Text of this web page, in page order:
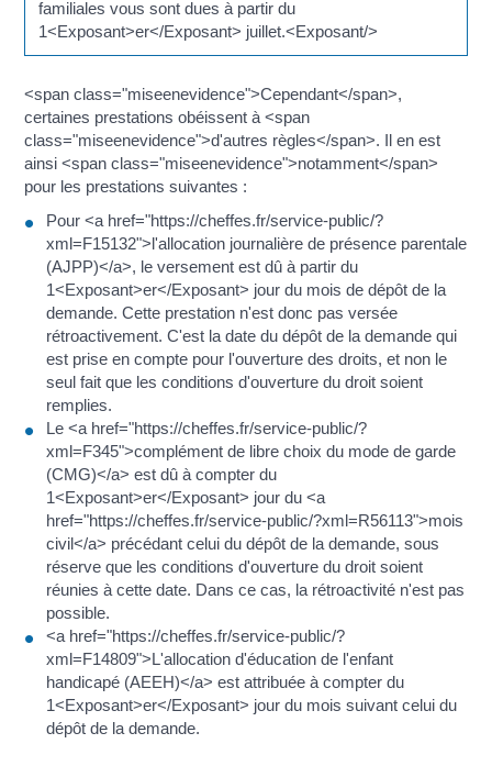
familiales vous sont dues à partir du
1<Exposant>er</Exposant> juillet.<Exposant/>
<span class="miseenevidence">Cependant</span>,
certaines prestations obéissent à <span
class="miseenevidence">d'autres règles</span>. Il en est
ainsi <span class="miseenevidence">notamment</span>
pour les prestations suivantes :
Pour <a href="https://cheffes.fr/service-public/?
xml=F15132">l'allocation journalière de présence parentale
(AJPP)</a>, le versement est dû à partir du
1<Exposant>er</Exposant> jour du mois de dépôt de la
demande. Cette prestation n'est donc pas versée
rétroactivement. C'est la date du dépôt de la demande qui
est prise en compte pour l'ouverture des droits, et non le
seul fait que les conditions d'ouverture du droit soient
remplies.
Le <a href="https://cheffes.fr/service-public/?
xml=F345">complément de libre choix du mode de garde
(CMG)</a> est dû à compter du
1<Exposant>er</Exposant> jour du <a
href="https://cheffes.fr/service-public/?xml=R56113">mois
civil</a> précédant celui du dépôt de la demande, sous
réserve que les conditions d'ouverture du droit soient
réunies à cette date. Dans ce cas, la rétroactivité n'est pas
possible.
<a href="https://cheffes.fr/service-public/?
xml=F14809">L'allocation d'éducation de l'enfant
handicapé (AEEH)</a> est attribuée à compter du
1<Exposant>er</Exposant> jour du mois suivant celui du
dépôt de la demande.